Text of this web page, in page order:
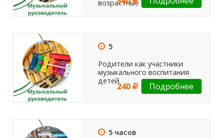
возрастные особенности
5
Родители как участники
музыкального воспитания
детей
240 Подробнее
5 часов